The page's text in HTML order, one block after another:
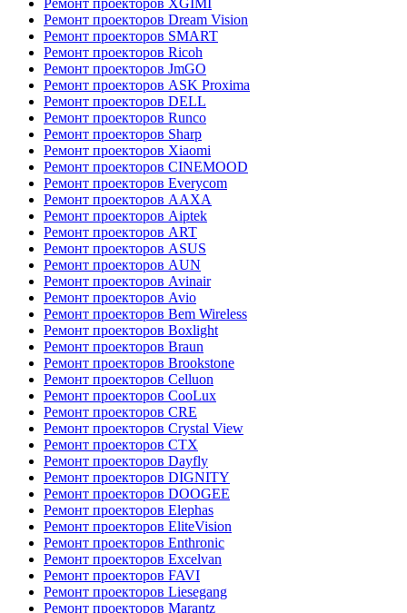
Ремонт проекторов Dream Vision
Ремонт проекторов SMART
Ремонт проекторов Ricoh
Ремонт проекторов JmGO
Ремонт проекторов ASK Proxima
Ремонт проекторов DELL
Ремонт проекторов Runco
Ремонт проекторов Sharp
Ремонт проекторов Xiaomi
Ремонт проекторов CINEMOOD
Ремонт проекторов Everycom
Ремонт проекторов AAXA
Ремонт проекторов Aiptek
Ремонт проекторов ART
Ремонт проекторов ASUS
Ремонт проекторов AUN
Ремонт проекторов Avinair
Ремонт проекторов Avio
Ремонт проекторов Bem Wireless
Ремонт проекторов Boxlight
Ремонт проекторов Braun
Ремонт проекторов Brookstone
Ремонт проекторов Celluon
Ремонт проекторов CooLux
Ремонт проекторов CRE
Ремонт проекторов Crystal View
Ремонт проекторов CTX
Ремонт проекторов Dayfly
Ремонт проекторов DIGNITY
Ремонт проекторов DOOGEE
Ремонт проекторов Elephas
Ремонт проекторов EliteVision
Ремонт проекторов Enthronic
Ремонт проекторов Excelvan
Ремонт проекторов FAVI
Ремонт проекторов Liesegang
Ремонт проекторов Marantz